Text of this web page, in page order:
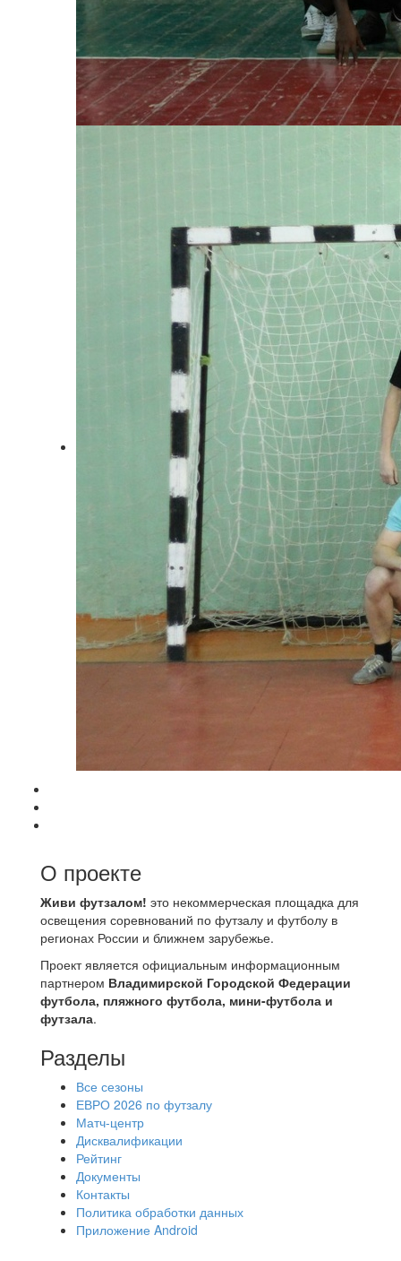
О проекте
Живи футзалом! это некоммерческая площадка для
освещения соревнований по футзалу и футболу в
регионах России и ближнем зарубежье.
Проект является официальным информационным
партнером Владимирской Городской Федерации
футбола, пляжного футбола, мини-футбола и
футзала.
Разделы
Все сезоны
ЕВРО 2026 по футзалу
Матч-центр
Дисквалификации
Рейтинг
Документы
Контакты
Политика обработки данных
Приложение Android